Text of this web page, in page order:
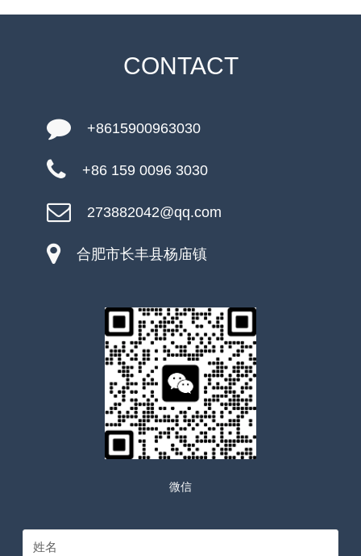
CONTACT
+8615900963030
+86 159 0096 3030
273882042@qq.com
合肥市长丰县杨庙镇
微信